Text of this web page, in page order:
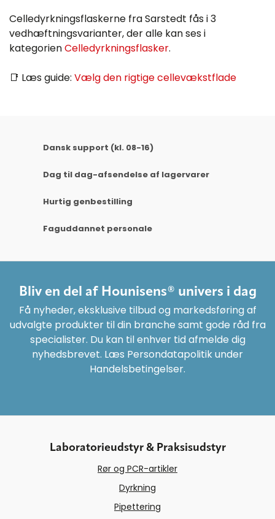
Celledyrkningsflaskerne fra Sarstedt fås i 3
vedhæftningsvarianter, der alle kan ses i
kategorienCelledyrkningsflasker.
📑 Læs guide: Vælg den rigtige cellevækstflade
Dansk support (kl. 08-16)
Dag til dag-afsendelse af lagervarer
Hurtig genbestilling
Faguddannet personale
Bliv en del af Hounisens® univers i dag
Få nyheder, eksklusive tilbud og markedsføring af
udvalgte produkter til din branche samt gode råd fra
specialister. Du kan til enhver tid afmelde dig
nyhedsbrevet. Læs Persondatapolitik under
Handelsbetingelser.
Laboratorieudstyr & Praksisudstyr
Rør og PCR-artikler
Dyrkning
Pipettering